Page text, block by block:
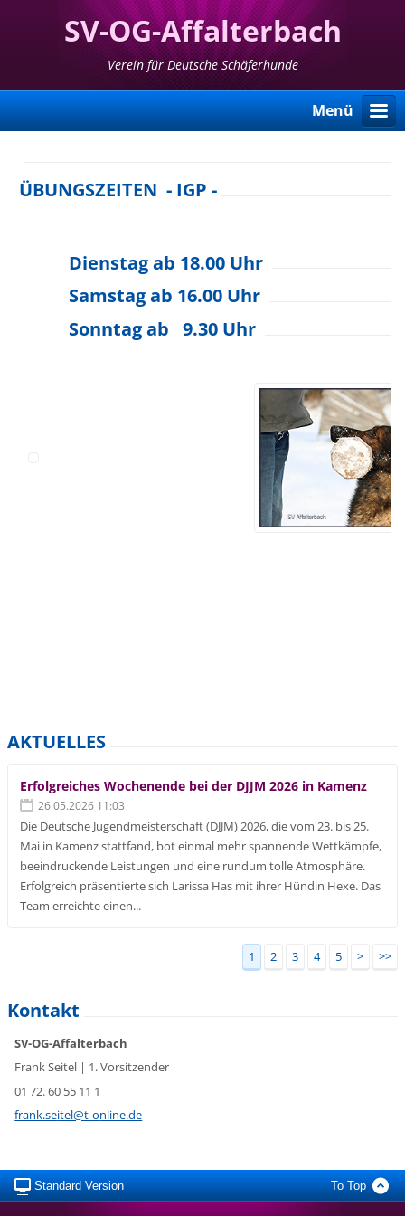
SV-OG-Affalterbach
Verein für Deutsche Schäferhunde
Menü
ÜBUNGSZEITEN - IGP -
Dienstag ab 18.00 Uhr
Samstag ab 16.00 Uhr
Sonntag ab 9.30 Uhr
AKTUELLES
Erfolgreiches Wochenende bei der DJJM 2026 in Kamenz
26.05.2026 11:03
Die Deutsche Jugendmeisterschaft (DJJM) 2026, die vom 23. bis 25.
Mai in Kamenz stattfand, bot einmal mehr spannende Wettkämpfe,
beeindruckende Leistungen und eine rundum tolle Atmosphäre.
Erfolgreich präsentierte sich Larissa Has mit ihrer Hündin Hexe. Das
Team erreichte einen...
1 2 3 4 5 > >>
Kontakt
SV-OG-Affalterbach
Frank Seitel | 1. Vorsitzender
01 72. 60 55 11 1
frank.seitel@t-online.de
Standard Version To Top